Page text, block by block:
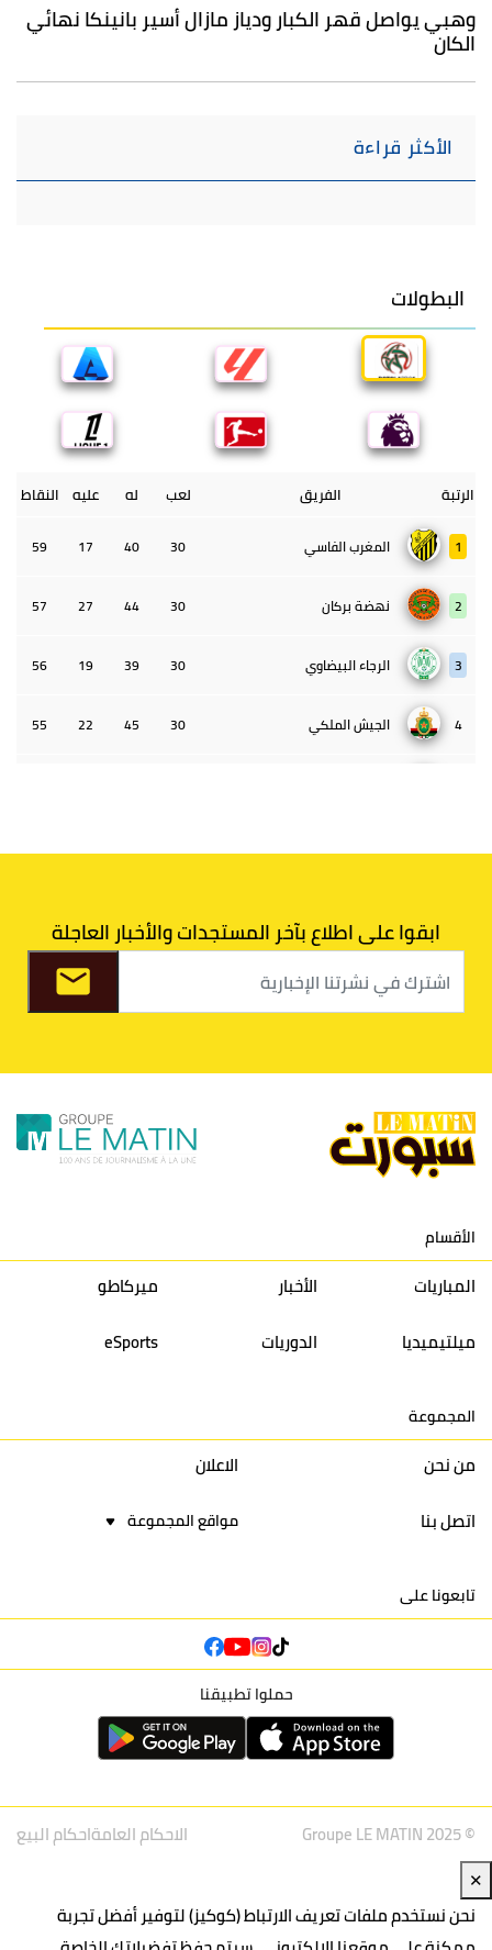
وهبي يواصل قهر الكبار ودياز مازال أسير بانينكا نهائي
الكان
الأكثر قراءة
البطولات
الرتبة الفريق لعب له عليه النقاط
1 المغرب الفاسي 30
40
17
59
2 نهضة بركان 30
44
27
57
3 الرجاء البيضاوي 30
39
19
56
4 الجيش الملكي 30
45
22
55
36
9 الكوكب المراكشي 30
27
26
36
10 النادي المكناسي 30
24
33
36
11 نادي النهضة زمامرة 30
28
37
33
13 إتحاد تواركة 30
32
40
31
16 نادي أولمبيك آسفي 30
24
42
22
ابقوا على اطلاع بآخر المستجدات والأخبار العاجلة
الأقسام
المباريات الأخبار
ميركاطو
ميلتيميديا
الدوريات eSports
المجموعة
من نحن
الاعلان
اتصل بنا
مواقع المجموعة
تابعونا على
حملوا تطبيقنا
© Groupe LE MATIN 2025 الاحكام العامةاحكام البيع
✕
نحن نستخدم ملفات تعريف الارتباط (كوكيز) لتوفير أفضل تجربة